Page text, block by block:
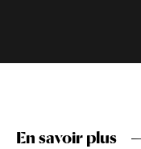
En savoir plus